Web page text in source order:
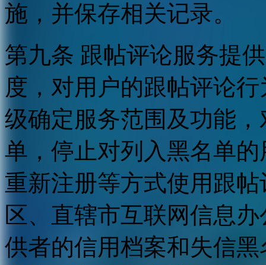
施，并保存相关记录。
第九条 跟帖评论服务提
度，对用户的跟帖评论
级确定服务范围及功能
单，停止对列入黑名单
重新注册等方式使用跟
区、直辖市互联网信息
供者的信用档案和失信